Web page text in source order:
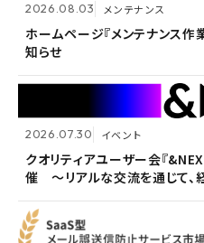
2026.08.03 メンテナンス
ホームページ『メンテナンス作
知らせ
2026.07.30 イベント
クオリティアユーザー会『
催 〜リアルな交流を通じて、
Active! gate SS、SaaS型メー
ェア1位を3年連続獲得
2026.07.09 自社ウェビナー
<7/30 ウェビナー開催>いまさ
2026.05.14 メンテナンス
ホームページ『メンテナンス作
2026.05.13 メンテナンス
ホームページ『メンテナンス作
知らせ